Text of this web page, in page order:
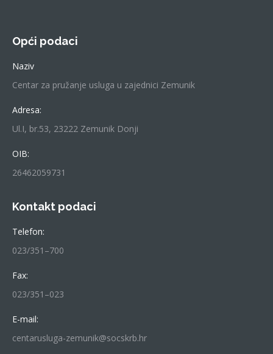
Opći podaci
Naziv
Centar za pružanje usluga u zajednici Zemunik
Adresa:
Ul.I, br.53, 23222 Zemunik Donji
OIB:
26462059731
Kontakt podaci
Telefon:
023/351–700
Fax:
023/351–023
E-mail:
centarusluga-zemunik@socskrb.hr